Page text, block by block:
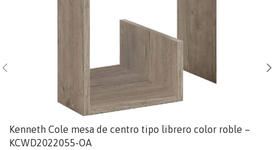
Kenneth Cole mesa de centro tipo librero color roble –
KCWD2022055-OA